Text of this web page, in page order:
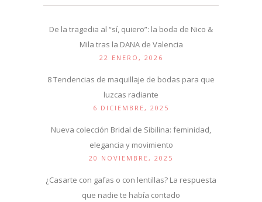
De la tragedia al “sí, quiero”: la boda de Nico &
Mila tras la DANA de Valencia
22 ENERO, 2026
8 Tendencias de maquillaje de bodas para que
luzcas radiante
6 DICIEMBRE, 2025
Nueva colección Bridal de Sibilina: feminidad,
elegancia y movimiento
20 NOVIEMBRE, 2025
¿Casarte con gafas o con lentillas? La respuesta
que nadie te había contado